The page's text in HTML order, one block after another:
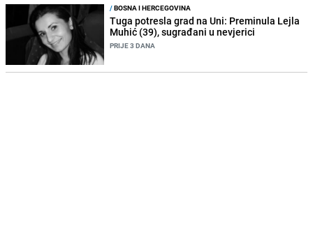
/BOSNA I HERCEGOVINA
Tuga potresla grad na Uni: Preminula Lejla
Muhić (39), sugrađani u nevjerici
PRIJE 3 DANA